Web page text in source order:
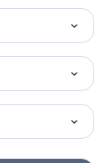
121.70 грн.
173.80 грн.
214 грн.